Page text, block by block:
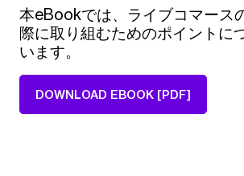
本eBookでは、ライブコマース
際に取り組むためのポイントに
います。
DOWNLOAD EBOOK [PDF]